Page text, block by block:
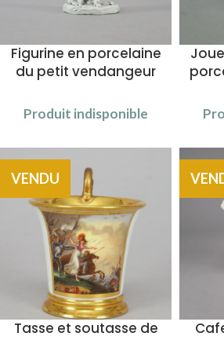
Figurine en porcelaine
du petit vendangeur
Produit indisponible
VENDU
Tasse et soutasse de